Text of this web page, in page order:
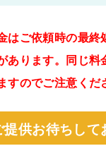
はご依頼時の最終
あります。同じ料
すのでご注意くだ
供お待ちして